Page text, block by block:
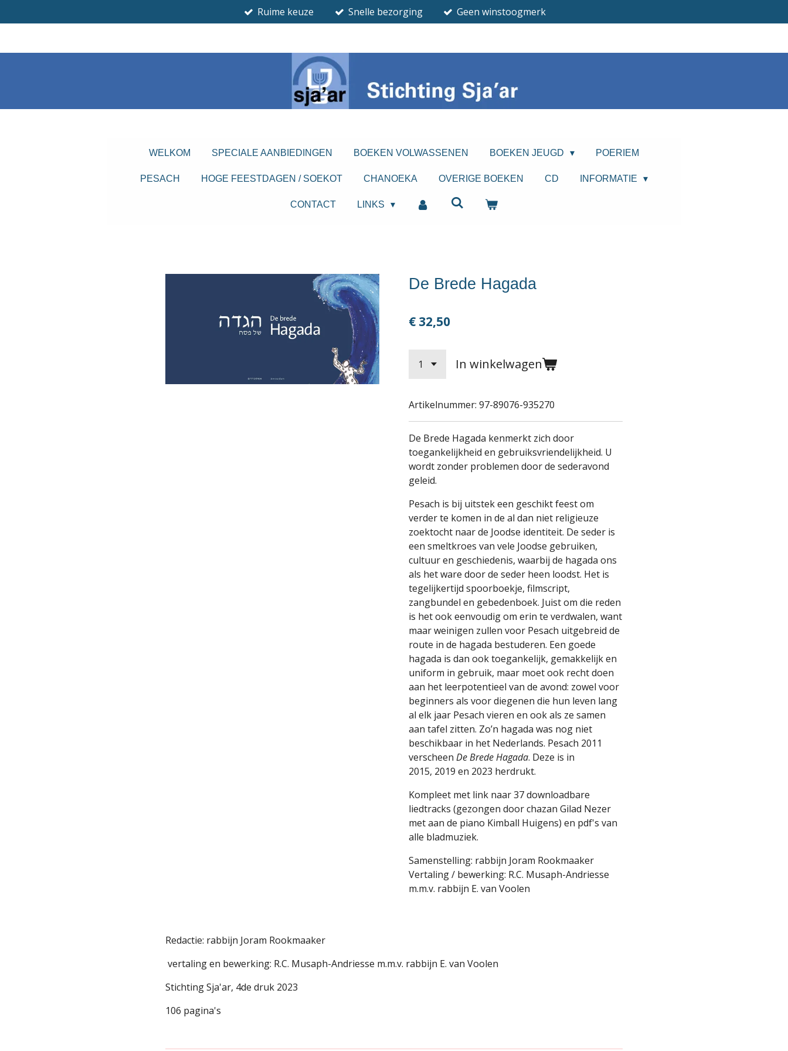
direct
de
Ruime keuze Snelle bezorging Geen winstoogmerk
WELKOM SPECIALE AANBIEDINGEN BOEKEN VOLWASSENEN BOEKEN JEUGD POERIEM
PESACH HOGE FEESTDAGEN / SOEKOT CHANOEKA OVERIGE BOEKEN CD INFORMATIE
CONTACT LINKS
De Brede Hagada
€ 32,50
In winkelwagen
Artikelnummer: 97-89076-935270
De Brede Hagada kenmerkt zich door
toegankelijkheid en gebruiksvriendelijkheid. U
wordt zonder problemen door de sederavond
geleid.
Pesach is bij uitstek een geschikt feest om
verder te komen in de al dan niet religieuze
zoektocht naar de Joodse identiteit. De seder is
een smeltkroes van vele Joodse gebruiken,
cultuur en geschiedenis, waarbij de hagada ons
als het ware door de seder heen loodst. Het is
tegelijkertijd spoorboekje, filmscript,
zangbundel en gebedenboek. Juist om die reden
is het ook eenvoudig om erin te verdwalen, want
maar weinigen zullen voor Pesach uitgebreid de
route in de hagada bestuderen. Een goede
hagada is dan ook toegankelijk, gemakkelijk en
uniform in gebruik, maar moet ook recht doen
aan het leerpotentieel van de avond: zowel voor
beginners als voor diegenen die hun leven lang
al elk jaar Pesach vieren en ook als ze samen
aan tafel zitten. Zo’n hagada was nog niet
beschikbaar in het Nederlands. Pesach 2011
verscheen De Brede Hagada. Deze is in
2015, 2019 en 2023 herdrukt.
Kompleet met link naar 37 downloadbare
liedtracks (gezongen door chazan Gilad Nezer
met aan de piano Kimball Huigens) en pdf's van
alle bladmuziek.
Samenstelling: rabbijn Joram Rookmaaker
Vertaling / bewerking: R.C. Musaph-Andriesse
m.m.v. rabbijn E. van Voolen
Redactie: rabbijn Joram Rookmaaker
vertaling en bewerking: R.C. Musaph-Andriesse m.m.v. rabbijn E. van Voolen
Stichting Sja'ar, 4de druk 2023
106 pagina's